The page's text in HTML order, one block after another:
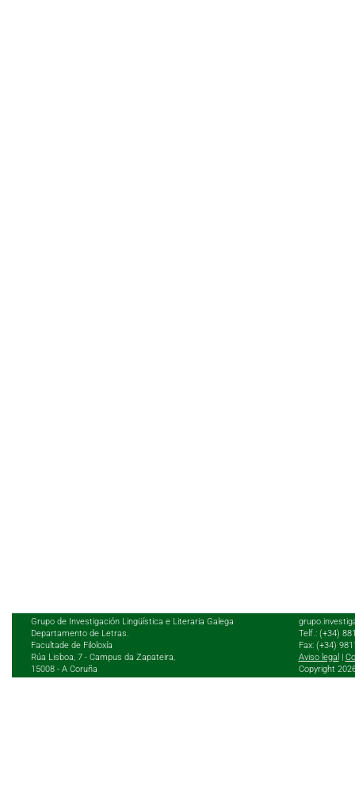
Grupo de Investigación Lingüística e Literaria Galega
Departamento de Letras.
Facultade de Filoloxía
Rúa Lisboa, 7 - Campus da Zapateira,
15008 - A Coruña
Telf.: (+34)
Fax: (+34)
Aviso legal
Copyright